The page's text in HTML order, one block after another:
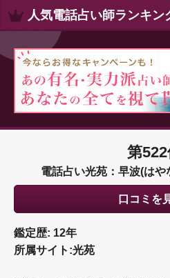
人気電話占い師ランキン
第
電話占い光苑：早波(はや
口コミを
鑑定歴: 12年
所属サイト:光苑